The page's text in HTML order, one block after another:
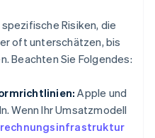
Risiken, die
oft unterschätzen, bis
Beachten Sie Folgendes:
Apple und
Wenn Ihr Umsatzmodell